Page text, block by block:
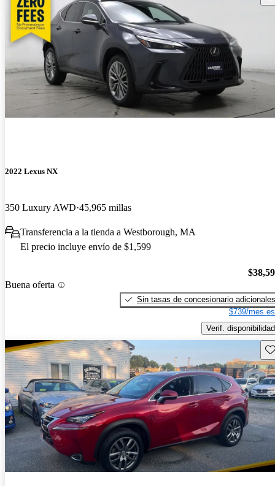
2022 Lexus NX
350 Luxury AWD 45,965 millas
Transferencia a la tienda a Westborough, MA
El precio incluye envío de $1,599
Buena oferta
Sin tasas de concesionario adicionales
$739/mes
Verif. disponibilidad